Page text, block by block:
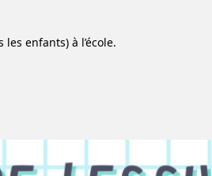
enfants) à l’école.